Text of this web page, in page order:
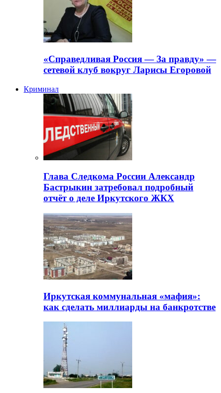
«Справедливая Россия — За правду» —
сетевой клуб вокруг Ларисы Егоровой
Криминал
Глава Следкома России Александр
Бастрыкин затребовал подробный
отчёт о деле Иркутского ЖКХ
Иркутская коммунальная «мафия»:
как сделать миллиарды на банкротстве